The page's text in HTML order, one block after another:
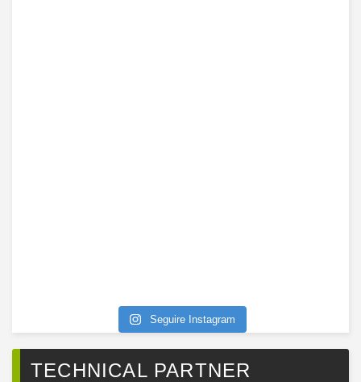
Seguire Instagram
TECHNICAL PARTNER